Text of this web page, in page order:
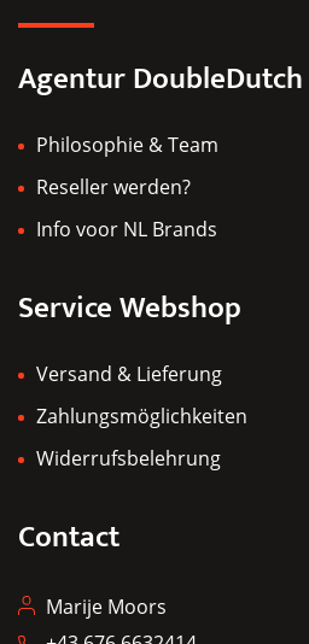
Agentur DoubleDutch
Philosophie & Team
Reseller werden?
Info voor NL Brands
Service Webshop
Versand & Lieferung
Zahlungsmöglichkeiten
Widerrufsbelehrung
Contact
Marije Moors